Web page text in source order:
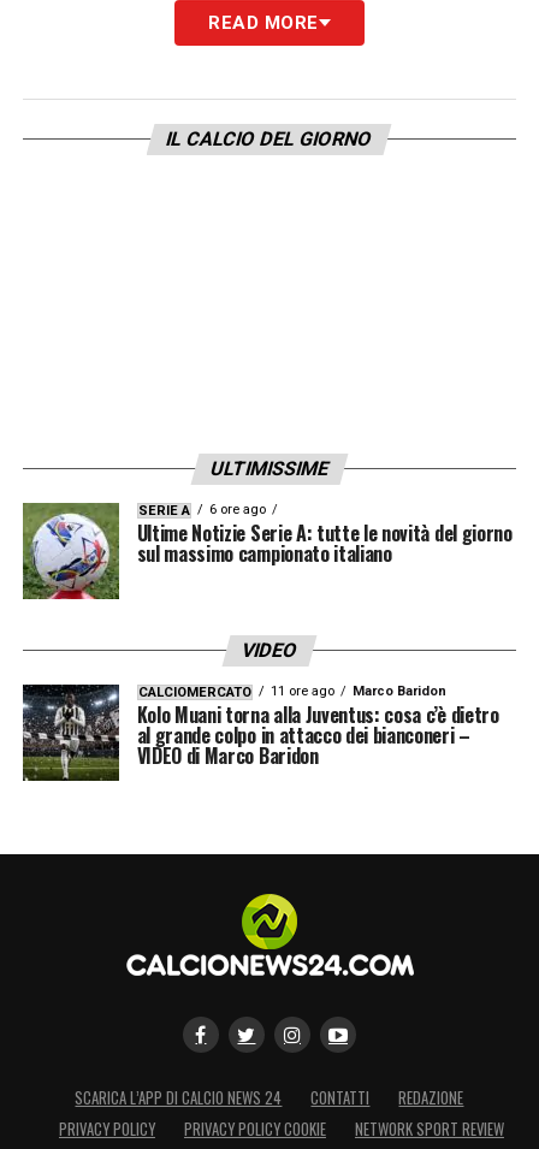
arrivato in contromano alla cena e il vigile
urbano lo ha ripreso ironicamente: «
LA PLAYLIST DELLE NOSTRE TOP NEWS
READ MORE
IL CALCIO DEL GIORNO
ULTIMISSIME
SERIE A 6 ore ago
Ultime Notizie Serie A: tutte le novità del giorno
sul massimo campionato italiano
VIDEO
CALCIOMERCATO 11 ore ago Marco Baridon
Kolo Muani torna alla Juventus: cosa c’è dietro
al grande colpo in attacco dei bianconeri –
VIDEO di Marco Baridon
SCARICA L’APP DI CALCIO NEWS 24 CONTATTI
REDAZIONE
PRIVACY POLICY
PRIVACY POLICY COOKIE NETWORK SPORT REVIEW